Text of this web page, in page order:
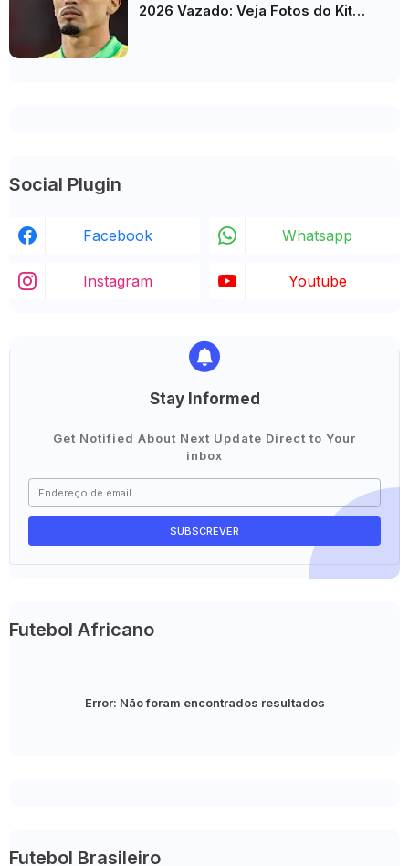
2026 Vazado: Veja Fotos do Kit
Social Plugin
Facebook Whatsapp
Instagram Youtube
Stay Informed
Get Notified About Next Update Direct to Your
inbox
Futebol Africano
Error: Não foram encontrados resultados
Futebol Brasileiro